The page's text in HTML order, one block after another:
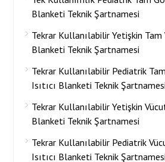
Blanketi Teknik Şartnamesi
Tekrar Kullanılabilir Yetişkin Tam
Blanketi Teknik Şartnamesi
Tekrar Kullanılabilir Pediatrik
Isıtıcı Blanketi Teknik Şartnamesi
Tekrar Kullanılabilir Yetişkin
Blanketi Teknik Şartnamesi
Tekrar Kullanılabilir Pediatrik
Isıtıcı Blanketi Teknik Şartnamesi